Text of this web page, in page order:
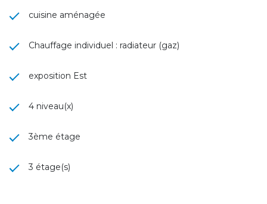
cuisine aménagée
Chauffage individuel : radiateur (gaz)
exposition Est
4 niveau(x)
3ème étage
3 étage(s)